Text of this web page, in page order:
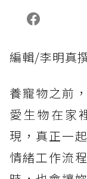
編輯/李明真
養寵物之前
愛生物在家
現，真正一
情緒工作流